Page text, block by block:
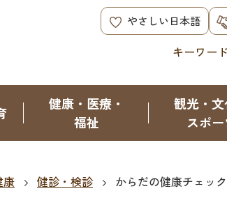
やさしい日本語
キーワー
健康・医療・
福祉
観光・文
スポー
康 健診・検診 からだの健康チェック